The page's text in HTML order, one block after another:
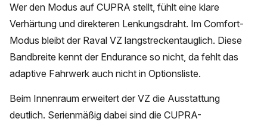
Wer den Modus auf CUPRA stellt, fühlt eine klare
Verhärtung und direkteren Lenkungsdraht. Im Comfort-
Modus bleibt der Raval VZ langstreckentauglich. Diese
Bandbreite kennt der Endurance so nicht, da fehlt das
adaptive Fahrwerk auch nicht in Optionsliste.
Beim Innenraum erweitert der VZ die Ausstattung
deutlich. Serienmäßig dabei sind die CUPRA-